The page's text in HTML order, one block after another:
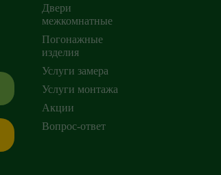
Двери
межкомнатные
Погонажные
изделия
Услуги замера
Услуги монтажа
Акции
Вопрос-ответ